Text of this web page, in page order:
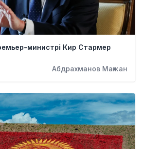
министрі Кир Стармер
Абдрахманов Мағжан